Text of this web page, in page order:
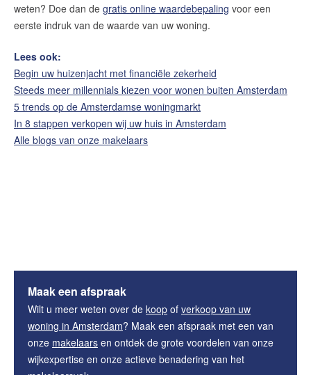
weten? Doe dan de gratis online waardebepaling voor een
eerste indruk van de waarde van uw woning.
Lees ook:
Begin uw huizenjacht met financiële zekerheid
Steeds meer millennials kiezen voor wonen buiten Amsterdam
5 trends op de Amsterdamse woningmarkt
In 8 stappen verkopen wij uw huis in Amsterdam
Alle blogs van onze makelaars
Maak een afspraak
Wilt u meer weten over de koop of verkoop van uw
woning in Amsterdam? Maak een afspraak met een van
onze makelaars en ontdek de grote voordelen van onze
wijkexpertise en onze actieve benadering van het